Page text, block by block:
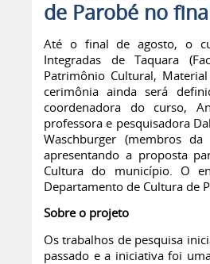
de Parobé no
Até o final de agosto, o
Integradas de Taquara
Patrimônio Cultural,
cerimônia ainda será
coordenadora do curso,
professora e pesquisadora
Waschburger (membros
apresentando a proposta
Cultura do município. O
Departamento de Cultura de
Sobre o projeto
Os trabalhos de pesquisa
passado e a iniciativa foi